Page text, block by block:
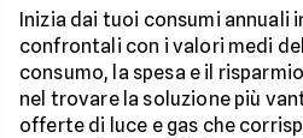
Inizia dai tuoi consumi annuali
confrontali con i valori medi
consumo, la spesa e il
nel trovare la soluzione più
offerte di luce e gas che